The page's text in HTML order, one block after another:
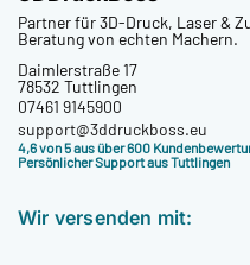
Partner für 3D-Druck, Laser &
Beratung von echten Machern.
Daimlerstraße 17
78532 Tuttlingen
07461 9145900
support@3ddruckboss.eu
4,6 von 5 aus über 600
Persönlicher Support aus Tuttlingen
Wir versenden mit: